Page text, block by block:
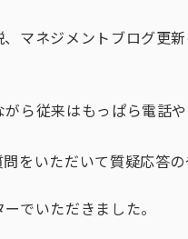
マネジメントブログ更
ら従来はもっぱら電話
をいただいて質疑応答の
でいただきました。